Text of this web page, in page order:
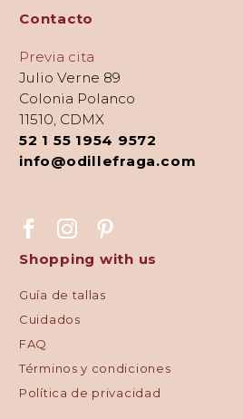
Contacto
Previa cita
Julio Verne 89
Colonia Polanco
11510, CDMX
52 1 55 1954 9572
info@odillefraga.com
Shopping with us
Guía de tallas
Cuidados
FAQ
Términos y condiciones
Política de privacidad